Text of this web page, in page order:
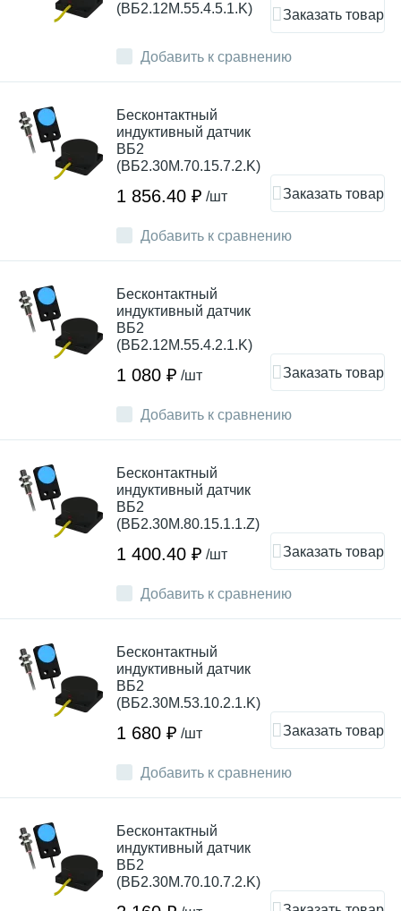
Добавить к сравнению
(ВБ2.12М.55.4.5.1.K)
Заказать товар
Добавить к сравнению
Бесконтактный
индуктивный датчик
ВБ2
(ВБ2.30М.70.15.7.2.K)
1 856.40 ₽ /шт Заказать товар
Добавить к сравнению
Бесконтактный
индуктивный датчик
ВБ2
(ВБ2.12М.55.4.2.1.K)
1 080 ₽ /шт Заказать товар
Добавить к сравнению
Бесконтактный
индуктивный датчик
ВБ2
(ВБ2.30М.80.15.1.1.Z)
1 400.40 ₽ /шт Заказать товар
Добавить к сравнению
Бесконтактный
индуктивный датчик
ВБ2
(ВБ2.30М.53.10.2.1.K)
1 680 ₽ /шт Заказать товар
Бесконтактный
индуктивный датчик
ВБ2
(ВБ2.30М.70.10.7.2.K)